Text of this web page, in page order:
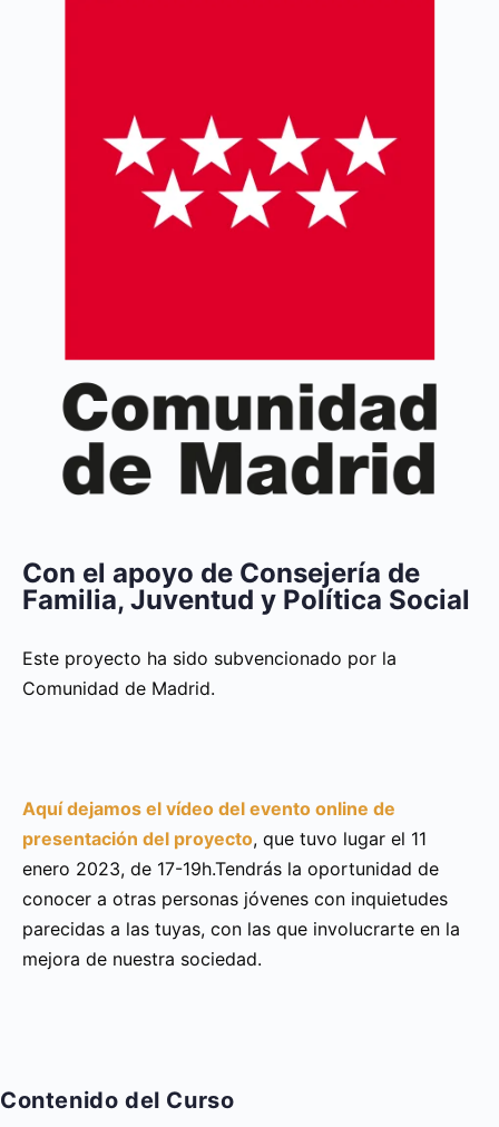
Con el apoyo de Consejería de
Familia, Juventud y Política Social
Este proyecto ha sido subvencionado por la
Comunidad de Madrid.
Aquí dejamos el vídeo del evento online de
presentación del proyecto, que tuvo lugar el 11
enero 2023, de 17-19h.Tendrás la oportunidad de
conocer a otras personas jóvenes con inquietudes
parecidas a las tuyas, con las que involucrarte en la
mejora de nuestra sociedad.
Contenido del Curso